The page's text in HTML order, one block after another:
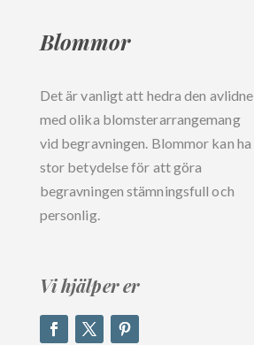
Blommor
Det är vanligt att hedra den avlidne
med olika blomsterarrangemang
vid begravningen. Blommor kan ha
stor betydelse för att göra
begravningen stämningsfull och
personlig.
Vi hjälper er